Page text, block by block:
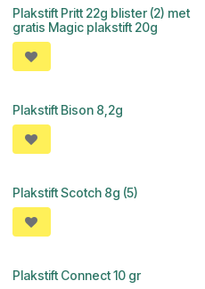
OUTLET
Plakstift Pritt 22g blister (2) met
gratis Magic plakstift 20g
OUTLET
Plakstift Bison 8,2g
Plakstift Scotch 8g (5)
Plakstift Connect 10 gr